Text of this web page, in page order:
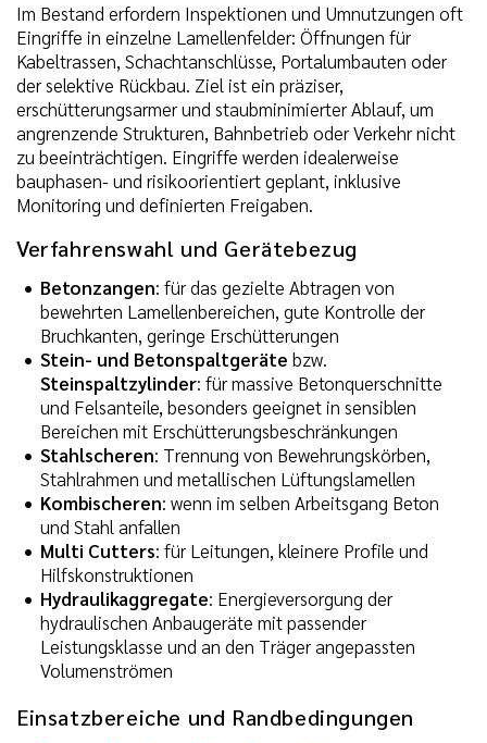
Im Bestand erfordern Inspektionen und Umnutzungen oft
Eingriffe in einzelne Lamellenfelder: Öffnungen für
Kabeltrassen, Schachtanschlüsse, Portalumbauten oder
der selektive Rückbau. Ziel ist ein präziser,
erschütterungsarmer und staubminimierter Ablauf, um
angrenzende Strukturen, Bahnbetrieb oder Verkehr nicht
zu beeinträchtigen. Eingriffe werden idealerweise
bauphasen- und risikoorientiert geplant, inklusive
Monitoring und definierten Freigaben.
Verfahrenswahl und Gerätebezug
Betonzangen: für das gezielte Abtragen von
bewehrten Lamellenbereichen, gute Kontrolle der
Bruchkanten, geringe Erschütterungen
Stein- und Betonspaltgeräte bzw.
Steinspaltzylinder: für massive Betonquerschnitte
und Felsanteile, besonders geeignet in sensiblen
Bereichen mit Erschütterungsbeschränkungen
Stahlscheren: Trennung von Bewehrungskörben,
Stahlrahmen und metallischen Lüftungslamellen
Kombischeren: wenn im selben Arbeitsgang Beton
und Stahl anfallen
Multi Cutters: für Leitungen, kleinere Profile und
Hilfskonstruktionen
Hydraulikaggregate: Energieversorgung der
hydraulischen Anbaugeräte mit passender
Leistungsklasse und an den Träger angepassten
Volumenströmen
Einsatzbereiche und Randbedingungen